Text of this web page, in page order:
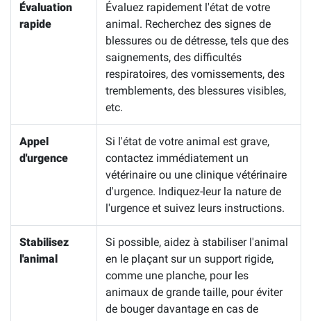
Évaluation
rapide
Évaluez rapidement l'état de votre
animal. Recherchez des signes de
blessures ou de détresse, tels que des
saignements, des difficultés
respiratoires, des vomissements, des
tremblements, des blessures visibles,
etc.
Appel
d'urgence
Si l'état de votre animal est grave,
contactez immédiatement un
vétérinaire ou une clinique vétérinaire
d'urgence. Indiquez-leur la nature de
l'urgence et suivez leurs instructions.
Stabilisez
l'animal
Si possible, aidez à stabiliser l'animal
en le plaçant sur un support rigide,
comme une planche, pour les
animaux de grande taille, pour éviter
de bouger davantage en cas de